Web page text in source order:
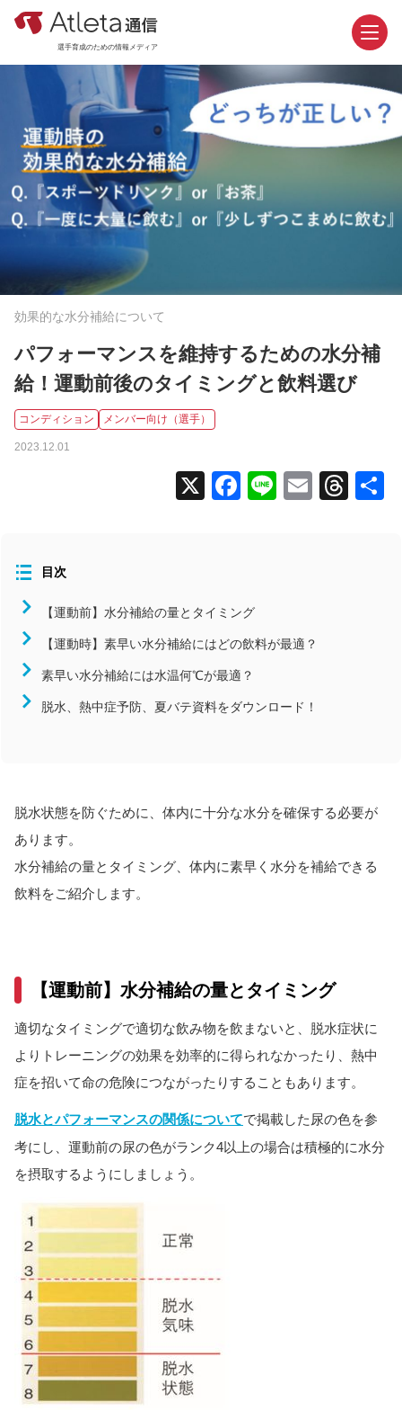
選手育成のための情報メディア
お問い合わせ 資料請求
カテゴリ
新着記事
おすすめ記事
機能紹介
活用事例
全国大会
コンディション
スタッフ向け（指導者）
活用事例
サッカー
バレーボール
バスケットボール
ハンドボール
効果的な水分補給について
パフォーマンスを維持するための水分補
給！運動前後のタイミングと飲料選び
コンディション メンバー向け（選手）
2023.12.01
X Facebook
LineEmail
目次
【運動前】水分補給の量とタイミング
【運動時】素早い水分補給にはどの飲料が最適？
素早い水分補給には水温何℃が最適？
脱水、熱中症予防、夏バテ資料をダウンロード！
脱水状態を防ぐために、体内に十分な水分を確保する必要が
あります。
水分補給の量とタイミング、体内に素早く水分を補給できる
飲料をご紹介します。
【運動前】水分補給の量とタイミング
適切なタイミングで適切な飲み物を飲まないと、脱水症状に
よりトレーニングの効果を効率的に得られなかったり、熱中
症を招いて命の危険につながったりすることもあります。
脱水とパフォーマンスの関係についてで掲載した尿の色を参
考にし、運動前の尿の色がランク4以上の場合は積極的に水分
を摂取するようにしましょう。